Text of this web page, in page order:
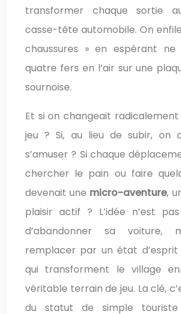
transformer chaque sortie
casse-tête automobile. On
chaussures » en espérant
quatre fers en l’air sur une
sournoise.
Et si on changeait
jeu ? Si, au lieu de subir, on
s’amuser ? Si chaque
chercher le pain ou faire
devenait une micro-aventure,
plaisir actif ? L’idée n’est
d’abandonner sa voiture,
remplacer par un état
qui transforment le village
véritable terrain de jeu. La clé,
du statut de simple